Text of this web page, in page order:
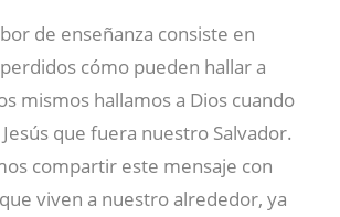
de enseñanza consiste en
cómo pueden hallar a
mismos hallamos a Dios cuando
que fuera nuestro Salvador.
compartir este mensaje con
viven a nuestro alrededor, ya